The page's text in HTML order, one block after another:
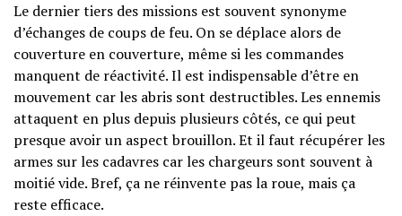
Le dernier tiers des missions est souvent synonyme
d’échanges de coups de feu. On se déplace alors de
couverture en couverture, même si les commandes
manquent de réactivité. Il est indispensable d’être en
mouvement car les abris sont destructibles. Les ennemis
attaquent en plus depuis plusieurs côtés, ce qui peut
presque avoir un aspect brouillon. Et il faut récupérer les
armes sur les cadavres car les chargeurs sont souvent à
moitié vide. Bref, ça ne réinvente pas la roue, mais ça
reste efficace.